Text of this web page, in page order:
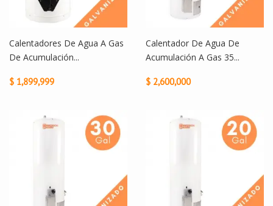
Calentadores De Agua A Gas
De Acumulación...
$ 1,899,999
Calentador De Agua De
Acumulación A Gas 35...
$ 2,600,000